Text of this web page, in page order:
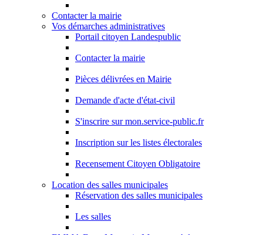
Contacter la mairie
Vos démarches administratives
Portail citoyen Landespublic
Contacter la mairie
Pièces délivrées en Mairie
Demande d'acte d'état-civil
S'inscrire sur mon.service-public.fr
Inscription sur les listes électorales
Recensement Citoyen Obligatoire
Location des salles municipales
Réservation des salles municipales
Les salles